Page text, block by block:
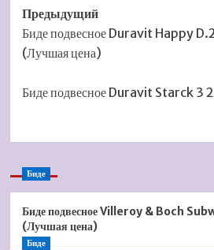
Навигация
записи
Предыдущий
Биде подвесное Duravit Happy
(Лучшая цена)
Биде подвесное Duravit Starck 3
Биде
Биде подвесное Villeroy & Boch
(Лучшая цена)
Биде